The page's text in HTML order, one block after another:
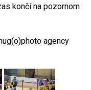
končí na pozornom
agency